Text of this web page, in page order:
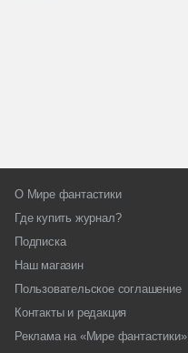
О Мире фантастики
Где купить журнал?
Подписка
Наш магазин
Пользовательское соглашение
Контакты и редакция
Реклама на «Мире фантастики»